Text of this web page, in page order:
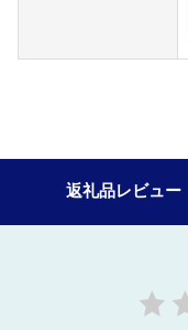
返礼品レビュー